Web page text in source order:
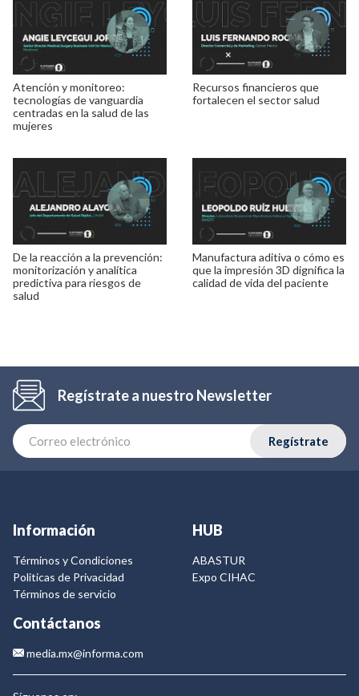
Atención y monitoreo:
tecnologías de vanguardia
centradas en la salud de las
mujeres
Recursos financieros que
fortalecen el sector salud
De la reacción a la prevención:
monitorización y analítica
predictiva para riesgos de
salud
Manufactura aditiva o cómo es
que la impresión 3D dignifica la
calidad de vida del paciente
Regístrate a nuestro Newsletter
Regístrate
Información
Términos y Condiciones
Politicas de Privacidad
Términos de servicio
HUB
ABASTUR
Expo CIHAC
Contáctanos
media.mx@informa.com